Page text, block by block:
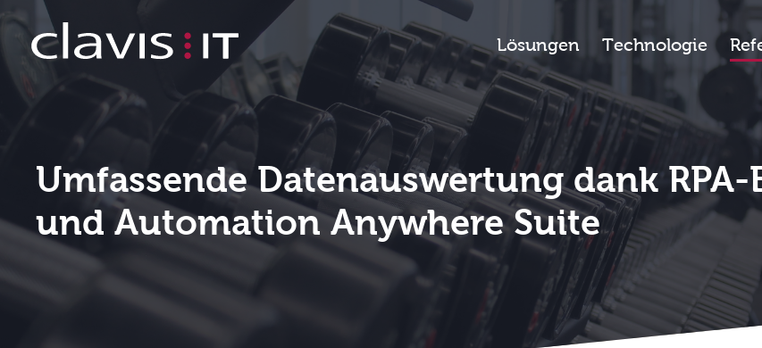
Umfassende Datenauswertung für clever sports ag
Lösungen Technologie
Umfassende Datenauswertung dank RPA-
und Automation Anywhere Suite